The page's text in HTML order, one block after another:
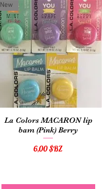
Aperçu rapide
New
La Colors MACARON lip
bam (Pink) Berry
Prix
6,00 $BZ